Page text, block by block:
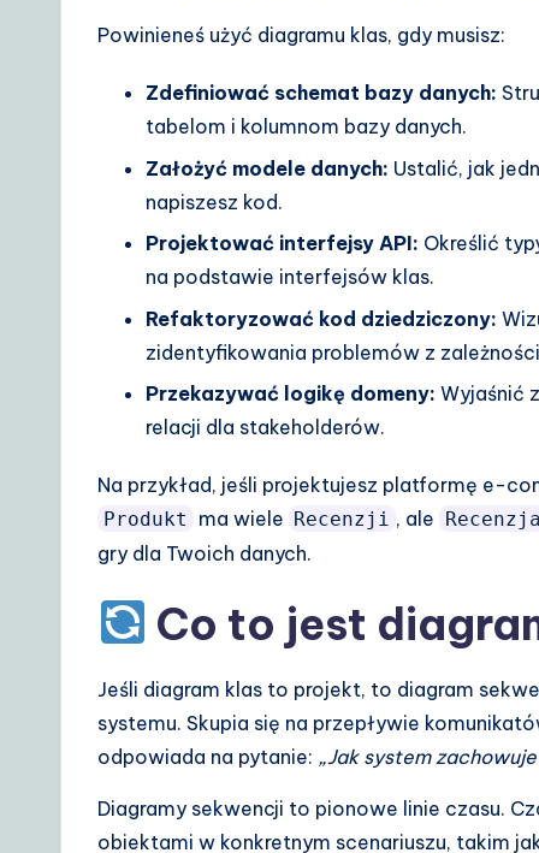
Powinieneś użyć diagramu klas, gdy musisz:
Zdefiniować schemat bazy danych:
tabelom i kolumnom bazy danych.
Założyć modele danych: Ustalić, jak
napiszesz kod.
Projektować interfejsy API: Określić
na podstawie interfejsów klas.
Refaktoryzować kod dziedziczony:
zidentyfikowania problemów z
Przekazywać logikę domeny: Wyjaśnić
relacji dla stakeholderów.
Na przykład, jeśli projektujesz platformę e-
Produkt ma wiele Recenzji , ale Recenzja
gry dla Twoich danych.
Co to jest
Jeśli diagram klas to projekt, to diagram
systemu. Skupia się na przepływie
odpowiada na pytanie: „Jak system
Diagramy sekwencji to pionowe linie czasu.
obiektami w konkretnym scenariuszu, takim